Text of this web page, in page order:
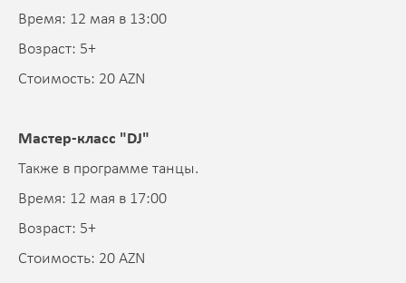
Время: 12 мая в 13:00
Возраст: 5+
Стоимость: 20 AZN
Мастер-класс "DJ"
Также в программе танцы.
Время: 12 мая в 17:00
Возраст: 5+
Стоимость: 20 AZN